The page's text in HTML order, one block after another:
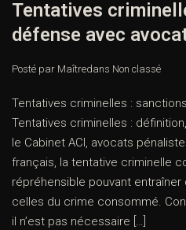
Tentatives
défense avec
Posté par Maîtredans Non classé
Tentatives criminelles :
Tentatives criminelles :
le Cabinet ACI, avocats
français, la tentative criminelle
répréhensible pouvant
celles du crime consommé.
il n’est pas nécessaire […]